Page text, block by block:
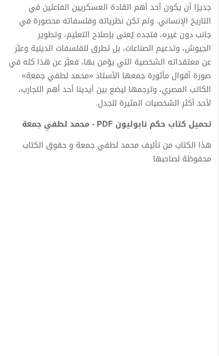
جديرًا أن يكون أحد أهم القادة العسكريين الفاعلين في
التاريخ الإنساني. ولم تكن نظرياته وفلسفاته محصورة في
جانب دون غيره، فتجده يُعنى بإصلاح التعليم، وتطوير
الجيوش، وتدعيم الصناعات، بل تطرق للفلسفات الدينية وعبَّر
عن معتقداته الشخصية التي يؤمن بها، فعبَّر عن هذا كله في
صورة أقوال مأثورة جمعها الأستاذ «محمد لطفي جمعة»
الكاتب المصري، وترجمها ليضع بين أيدينا أحد أهم التجارب،
لأحد أكثر الشخصيات المثيرة للجدل.
تحميل كتاب حكم نابوليون PDF - محمد لطفي جمعة
هذا الكتاب من تأليف محمد لطفي جمعة و حقوق الكتاب
محفوظة لصاحبها